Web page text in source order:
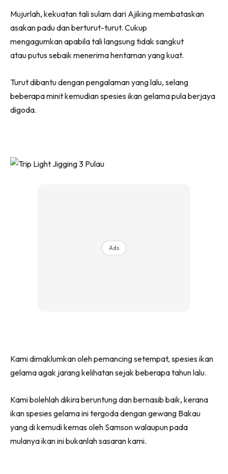
Mujurlah, kekuatan tali sulam dari Ajiking membataskan
asakan padu dan berturut-turut. Cukup
mengagumkan apabila tali langsung tidak sangkut
atau putus sebaik menerima hentaman yang kuat.
Turut dibantu dengan pengalaman yang lalu, selang
beberapa minit kemudian spesies ikan gelama pula berjaya
digoda.
Ads
Kami dimaklumkan oleh pemancing setempat, spesies ikan
gelama agak jarang kelihatan sejak beberapa tahun lalu.
Kami bolehlah dikira beruntung dan bernasib baik, kerana
ikan spesies gelama ini tergoda dengan gewang Bakau
yang di kemudi kemas oleh Samson walaupun pada
mulanya ikan ini bukanlah sasaran kami.